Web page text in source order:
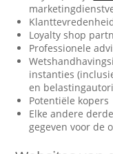
Loyalty shop
Professionele
instanties
en
Potentiële kopers
Elke andere
gegeven voor de